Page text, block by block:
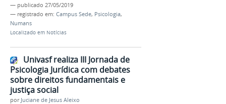
— publicado 27/05/2019
— registrado em: Campus Sede, Psicologia,
Numans
Localizado em Notícias
Univasf realiza III Jornada de
Psicologia Jurídica com debates
sobre direitos fundamentais e
justiça social
por Juciane de Jesus Aleixo